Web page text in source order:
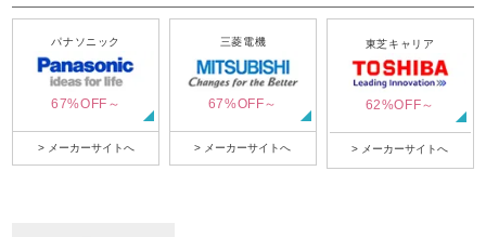
パナソニック
67%OFF～
> メーカーサイトへ
三菱電機
67%OFF～
> メーカーサイトへ
東芝キャリア
62%OFF～
> メーカーサイトへ